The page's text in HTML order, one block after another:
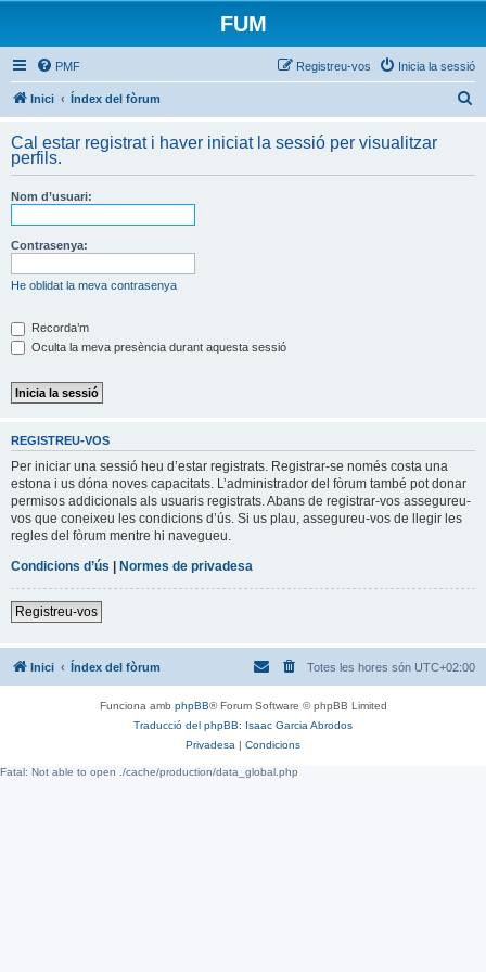
FUM
PMF Inicia la sessió
Registreu-vos
Inici Índex del fòrum
c
Cal estar registrat i haver iniciat la sessió per visualitzar
perfils.
Nom d’usuari:
Contrasenya:
He oblidat la meva contrasenya
Recorda’m
Oculta la meva presència durant aquesta sessió
REGISTREU-VOS
Per iniciar una sessió heu d’estar registrats. Registrar-se només costa una
estona i us dóna noves capacitats. L’administrador del fòrum també pot donar
permisos addicionals als usuaris registrats. Abans de registrar-vos assegureu-
vos que coneixeu les condicions d’ús. Si us plau, assegureu-vos de llegir les
regles del fòrum mentre hi navegueu.
Condicions d’ús | Normes de privadesa
Registreu-vos
Inici Índex del fòrum Totes les hores són UTC+02:00
Funciona amb phpBB® Forum Software © phpBB Limited
Traducció del phpBB: Isaac Garcia Abrodos
Privadesa | Condicions
Fatal: Not able to open ./cache/production/data_global.php